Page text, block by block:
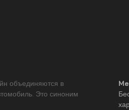
объединяются в
Это синоним